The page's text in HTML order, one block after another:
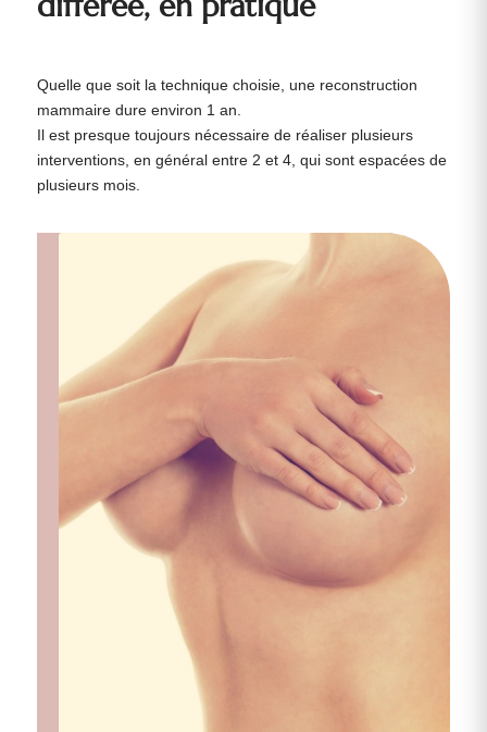
Quelle que soit la technique choisie, une reconstruction
mammaire dure environ 1 an.
Il est presque toujours nécessaire de réaliser plusieurs
interventions, en général entre 2 et 4, qui sont espacées de
plusieurs mois.